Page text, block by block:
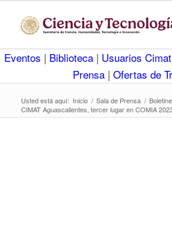
Eventos | Biblioteca | Usuarios Cimat
Prensa | Ofertas de
Usted está aquí: Inicio / Sala de Prensa /
CIMAT Aguascalientes, tercer lugar en COMIA